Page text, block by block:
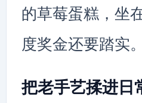
的草莓蛋糕，坐
度奖金还要踏实。
把老手艺揉进日